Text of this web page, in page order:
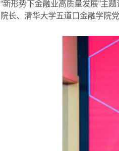
“新形势下金融业高质量发展”主题
院长、清华大学五道口金融学院